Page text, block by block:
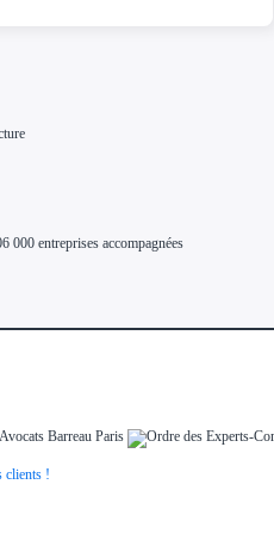
000 entreprises accompagnées
clients !